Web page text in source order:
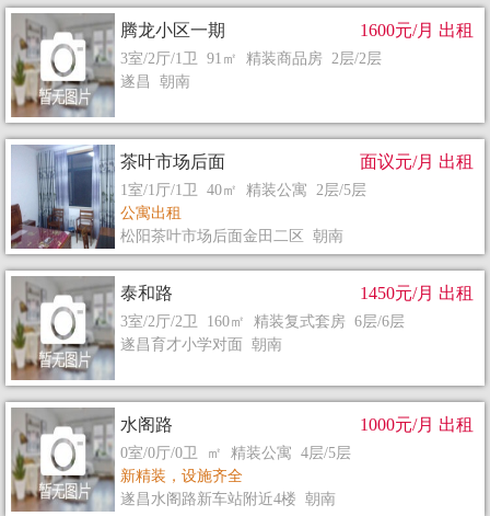
腾龙小区一期
3室/2厅/1卫 91㎡ 精装商品房 2层/2层
遂昌 朝南
1600元/月 出租
茶叶市场后面
1室/1厅/1卫 40㎡ 精装公寓 2层/5层
公寓出租
松阳茶叶市场后面金田二区 朝南
面议元/月 出租
泰和路
3室/2厅/2卫 160㎡ 精装复式套房 6层/6层
遂昌育才小学对面 朝南
1450元/月 出租
水阁路
0室/0厅/0卫 ㎡ 精装公寓 4层/5层
新精装，设施齐全
遂昌水阁路新车站附近4楼 朝南
1000元/月 出租